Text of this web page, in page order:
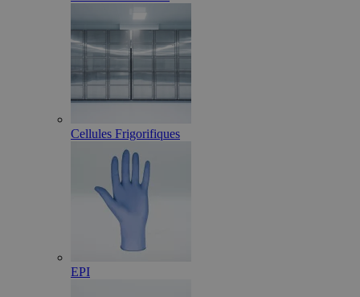
Cellules Frigorifiques
EPI